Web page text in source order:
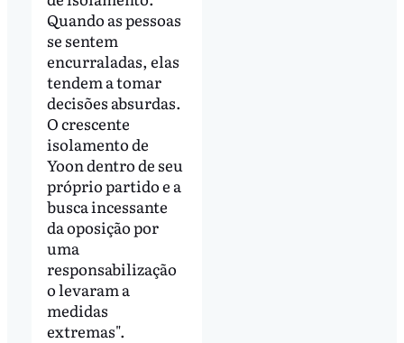
Quando as pessoas
se sentem
encurraladas, elas
tendem a tomar
decisões absurdas.
O crescente
isolamento de
Yoon dentro de seu
próprio partido e a
busca incessante
da oposição por
uma
responsabilização
o levaram a
medidas
extremas".